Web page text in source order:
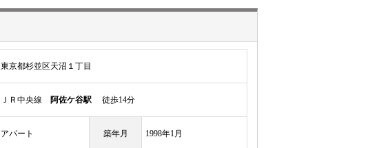
東京都杉並区天沼１丁目
ＪＲ中央線 阿佐ケ谷駅 徒歩14分
アパート 築年月 1998年1月